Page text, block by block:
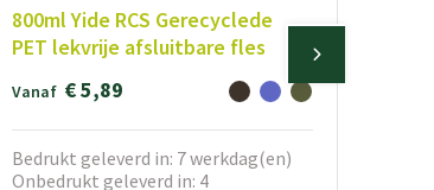
800ml Yide RCS Gerecyclede
PET lekvrije afsluitbare fles
Vanaf € 5,89
Bedrukt geleverd in: 7 werkdag(en)
Onbedrukt geleverd in: 4